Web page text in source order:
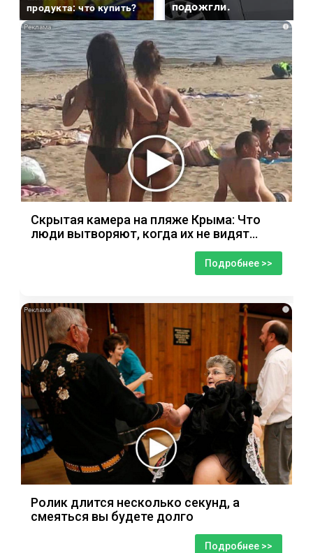
продукта: что купить?
подожгли.
i
Скрытая камера на пляже Крыма: Что
люди вытворяют, когда их не видят...
Подробнее >>
i
Ролик длится несколько секунд, а
смеяться вы будете долго
Подробнее >>